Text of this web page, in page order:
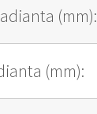
(mm):
(mm):